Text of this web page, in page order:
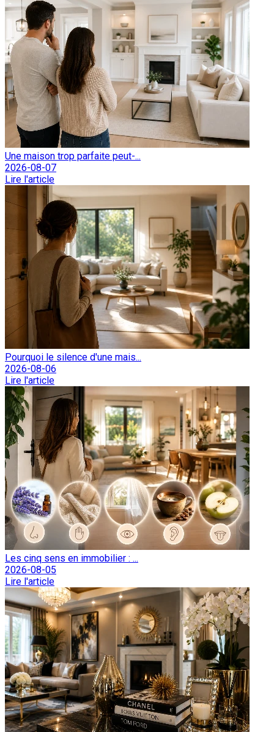
Une maison trop parfaite peut-...
2026-08-07
Lire l'article
Pourquoi le silence d'une mais...
2026-08-06
Lire l'article
Les cinq sens en immobilier : ...
2026-08-05
Lire l'article